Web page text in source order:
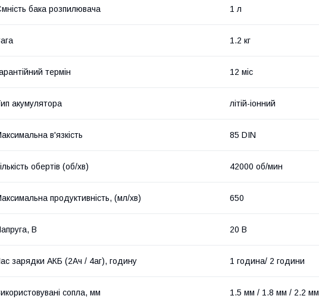
бака розпилювача 1 л
1.2 кг
термін 12 міс
акумулятора літій-іонний
в'язкість 85 DIN
обертів (об/хв) 42000 об/мин
продуктивність, (мл/хв) 650
В 20 В
зарядки АКБ (2Ач / 4аг), годину 1 година/ 2 години
сопла, мм 1.5 мм / 1.8 мм / 2.2 мм